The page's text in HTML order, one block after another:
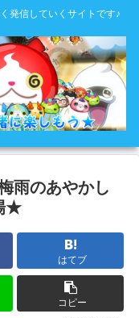
発信していくサイトです♪
雨のあやかし
★
はてブ
コピー